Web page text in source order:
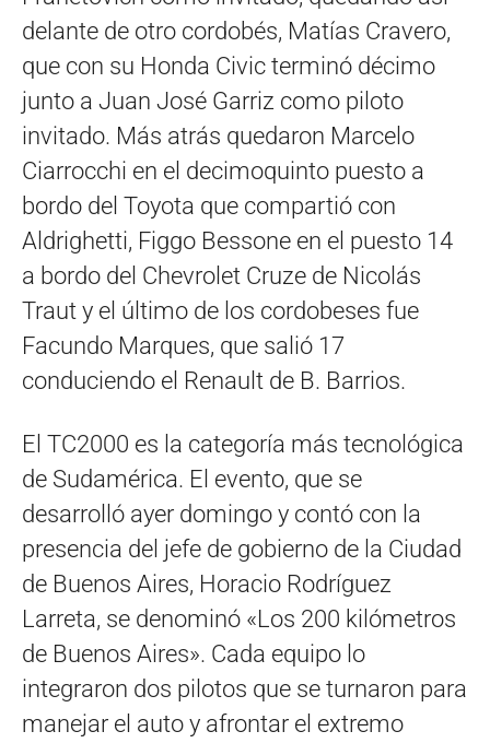
delante de otro cordobés, Matías Cravero,
que con su Honda Civic terminó décimo
junto a Juan José Garriz como piloto
invitado. Más atrás quedaron Marcelo
Ciarrocchi en el decimoquinto puesto a
bordo del Toyota que compartió con
Aldrighetti, Figgo Bessone en el puesto 14
a bordo del Chevrolet Cruze de Nicolás
Traut y el último de los cordobeses fue
Facundo Marques, que salió 17
conduciendo el Renault de B. Barrios.
El TC2000 es la categoría más tecnológica
de Sudamérica. El evento, que se
desarrolló ayer domingo y contó con la
presencia del jefe de gobierno de la Ciudad
de Buenos Aires, Horacio Rodríguez
Larreta, se denominó «Los 200 kilómetros
de Buenos Aires». Cada equipo lo
integraron dos pilotos que se turnaron para
manejar el auto y afrontar el extremo